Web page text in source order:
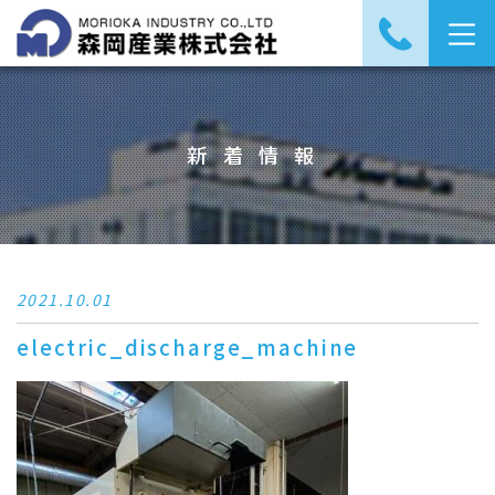
新着情報
2021.10.01
electric_discharge_machine